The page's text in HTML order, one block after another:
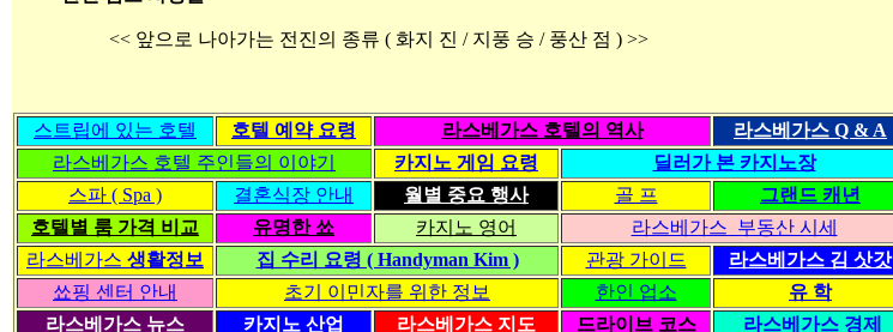
<< 앞으로 나아가는 전진의 종류 ( 화지 진 / 지풍 승 / 풍산 점 ) >>
스트립에 있는 호텔 호텔 예약 요령 라스베가스 호텔의 역사
라스베가스 Q & A
라스베가스 호텔 주인들의 이야기
카지노 게임 요령
딜러가 본 카지노장
스파 ( Spa )
결혼식장 안내 월별 중요 행사 골 프
그랜드 캐년
호텔별 룸 가격 비교
유명한 쑈 카지노 영어
라스베가스 부동산 시세
라스베가스 생활정보 집 수리 요령 ( Handyman Kim ) 관광 가이드
라스베가스 김 삿갓
쑈핑 센터 안내
초기 이민자를 위한 정보 한인 업소
유 학
라스베가스 뉴스
카지노 산업 라스베가스 지도 드라이브 코스 라스베가스 경제